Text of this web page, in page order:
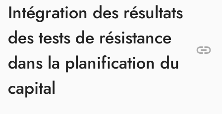
Intégration des résultats
des tests de résistance
dans la planification du
capital